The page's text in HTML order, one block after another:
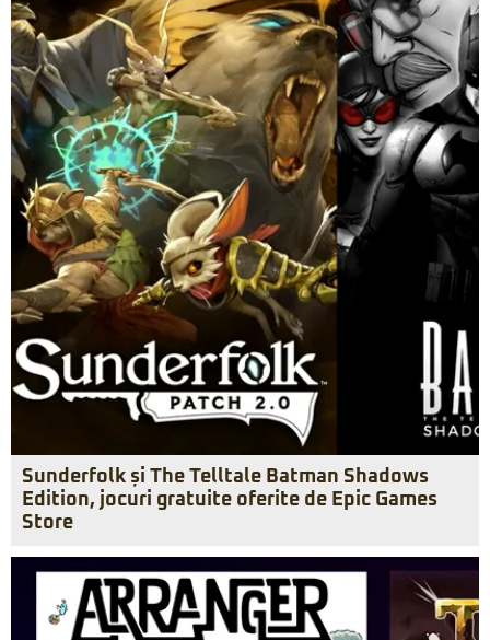
Sunderfolk și The Telltale Batman Shadows
Edition, jocuri gratuite oferite de Epic Games
Store